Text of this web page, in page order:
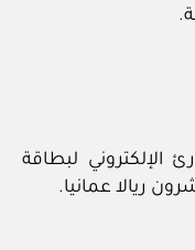
الإلكتروني لبطاقة